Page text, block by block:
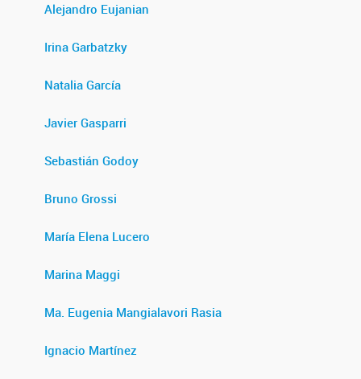
Alejandro Eujanian
Irina Garbatzky
Natalia García
Javier Gasparri
Sebastián Godoy
Bruno Grossi
María Elena Lucero
Marina Maggi
Ma. Eugenia Mangialavori Rasia
Ignacio Martínez